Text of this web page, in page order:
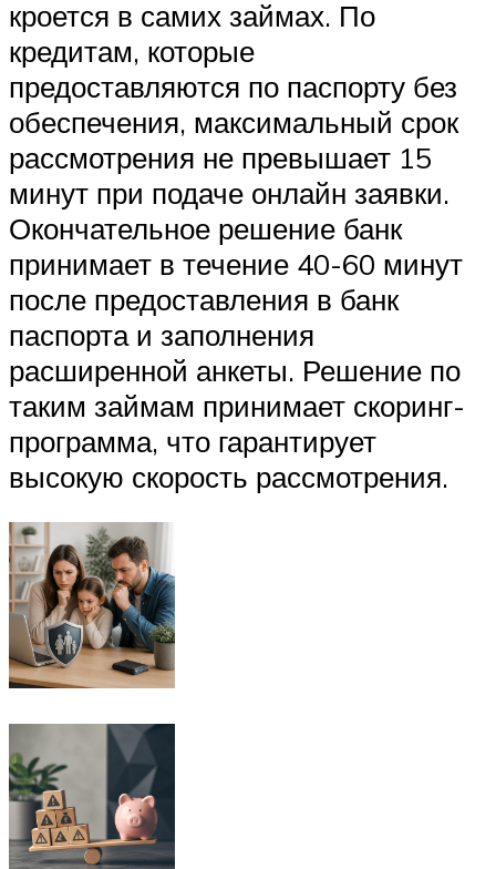
кроется в самих займах. По
кредитам, которые
предоставляются по паспорту без
обеспечения, максимальный срок
рассмотрения не превышает 15
минут при подаче онлайн заявки.
Окончательное решение банк
принимает в течение 40-60 минут
после предоставления в банк
паспорта и заполнения
расширенной анкеты. Решение по
таким займам принимает скоринг-
программа, что гарантирует
высокую скорость рассмотрения.